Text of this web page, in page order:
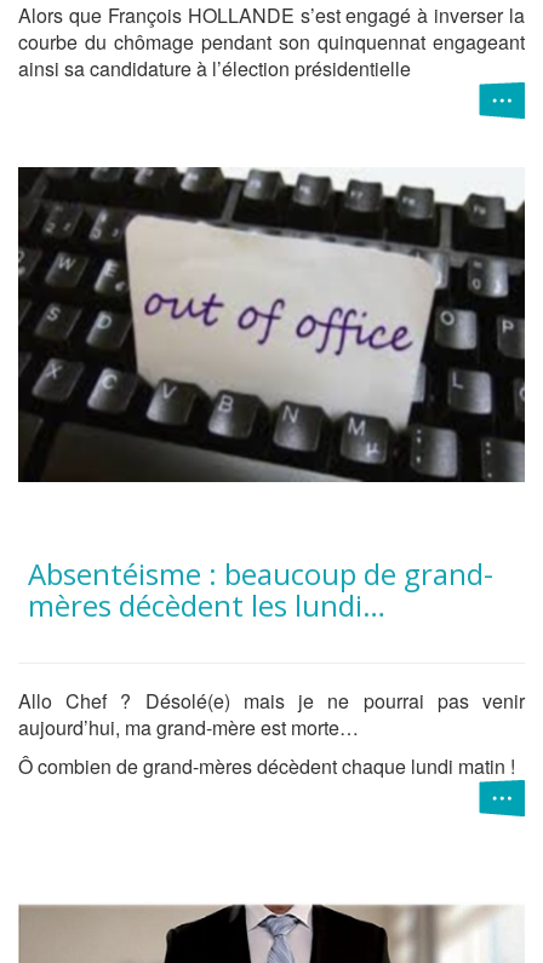
Alors que François HOLLANDE s’est engagé à inverser la
courbe du chômage pendant son quinquennat engageant
ainsi sa candidature à l’élection présidentielle
Absentéisme : beaucoup de grand-
mères décèdent les lundi…
Allo Chef ? Désolé(e) mais je ne pourrai pas venir
aujourd’hui, ma grand-mère est morte…
Ô combien de grand-mères décèdent chaque lundi matin !